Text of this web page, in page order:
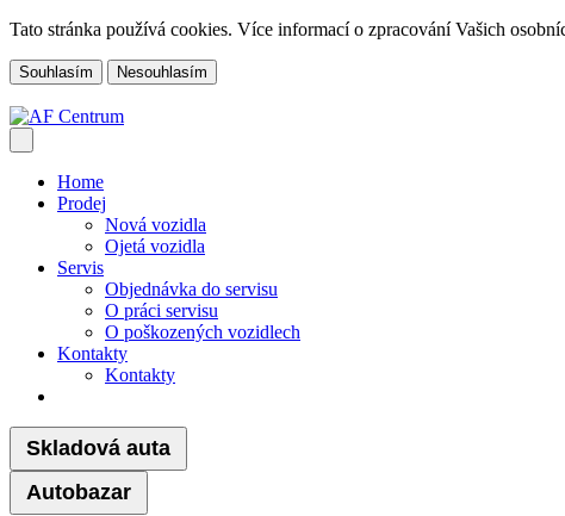
Tato stránka používá cookies. Více informací o zpracování Vašich
Souhlasím Nesouhlasím
Home
Prodej
Nová vozidla
Ojetá vozidla
Servis
Objednávka do servisu
O práci servisu
O poškozených vozidlech
Kontakty
Kontakty
Skladová auta
Autobazar